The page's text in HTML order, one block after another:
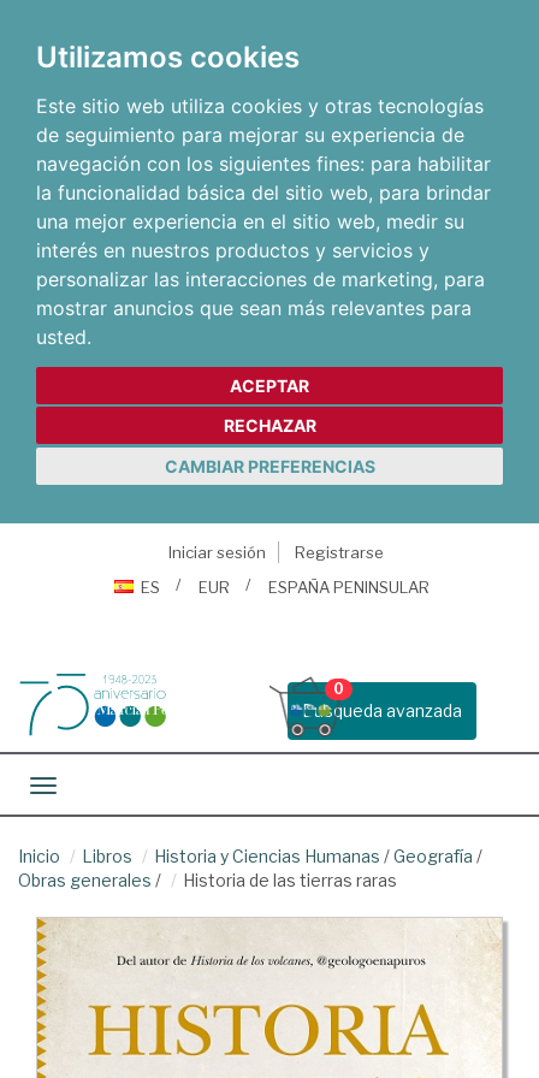
Utilizamos cookies
Este sitio web utiliza cookies y otras tecnologías
de seguimiento para mejorar su experiencia de
navegación con los siguientes fines: para habilitar
la funcionalidad básica del sitio web, para brindar
una mejor experiencia en el sitio web, medir su
interés en nuestros productos y servicios y
personalizar las interacciones de marketing, para
mostrar anuncios que sean más relevantes para
usted.
ACEPTAR
RECHAZAR
CAMBIAR PREFERENCIAS
Iniciar sesión
Registrarse
ES
EUR ESPAÑA PENINSULAR
Busqueda avanzada
0
Toggle navigation
Inicio Libros Historia y Ciencias Humanas /Geografía /
Obras generales / Historia de las tierras raras